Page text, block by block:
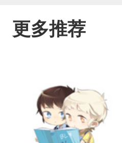
更多推荐